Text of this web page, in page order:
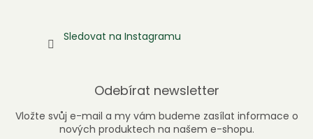
Sledovat na Instagramu
Odebírat newsletter
Vložte svůj e-mail a my vám budeme zasílat informace o
nových produktech na našem e-shopu.